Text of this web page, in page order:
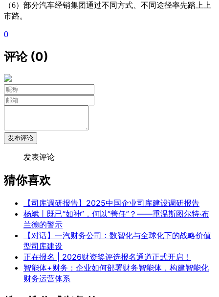
（6）部分汽车经销集团通过不同方式、不同途径率先踏上上
市路。
0
评论 (0)
发布评论
发表评论
猜你喜欢
【司库调研报告】2025中国企业司库建设调研报告
杨斌丨既已“如神”，何以“善任”？——重温斯图尔特·布
兰德的警示
【对话】一汽财务公司：数智化与全球化下的战略价值
型司库建设
正在报名 | 2026财资奖评选报名通道正式开启！
智能体+财务：企业如何部署财务智能体，构建智能化
财务运营体系